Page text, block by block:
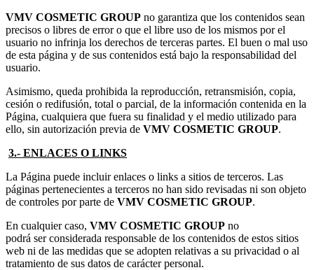
VMV COSMETIC GROUP no garantiza que los contenidos sean
precisos o libres de error o que el libre uso de los mismos por el
usuario no infrinja los derechos de terceras partes. El buen o mal uso
de esta página y de sus contenidos está bajo la responsabilidad del
usuario.
Asimismo, queda prohibida la reproducción, retransmisión, copia,
cesión o redifusión, total o parcial, de la información contenida en la
Página, cualquiera que fuera su finalidad y el medio utilizado para
ello, sin autorización previa de VMV COSMETIC GROUP.
3.- ENLACES O LINKS
La Página puede incluir enlaces o links a sitios de terceros. Las
páginas pertenecientes a terceros no han sido revisadas ni son objeto
de controles por parte de VMV COSMETIC GROUP.
En cualquier caso, VMV COSMETIC GROUP no
podrá ser considerada responsable de los contenidos de estos sitios
web ni de las medidas que se adopten relativas a su privacidad o al
tratamiento de sus datos de carácter personal.